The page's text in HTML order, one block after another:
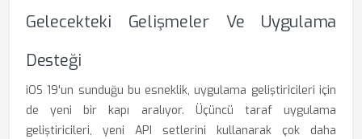
Gelecekteki Gelişmeler Ve Uygulama
Desteği
iOS 19'un sunduğu bu esneklik, uygulama geliştiricileri için
de yeni bir kapı aralıyor. Üçüncü taraf uygulama
geliştiricileri, yeni API setlerini kullanarak çok daha